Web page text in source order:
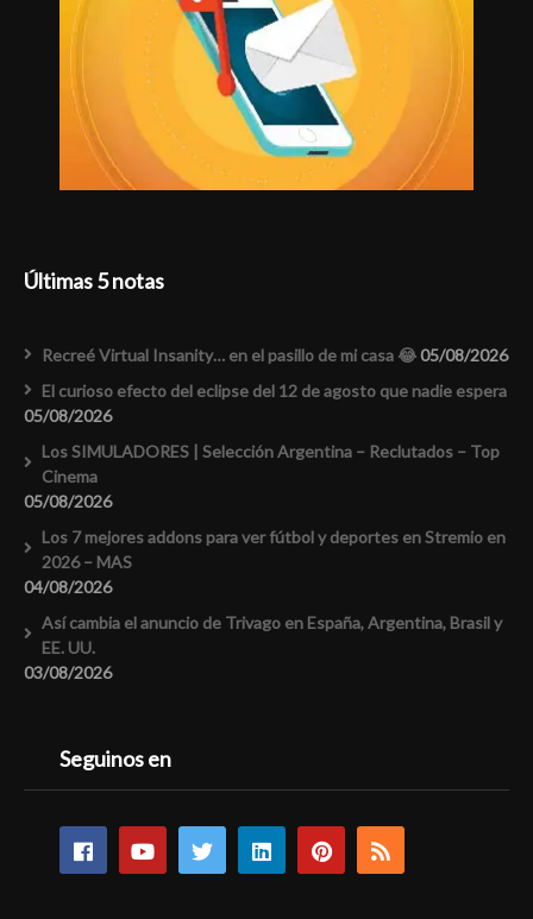
Últimas 5 notas
Recreé Virtual Insanity… en el pasillo de mi casa 😂05/08/2026
El curioso efecto del eclipse del 12 de agosto que nadie espera
05/08/2026
Los SIMULADORES | Selección Argentina – Reclutados – Top
Cinema
05/08/2026
Los 7 mejores addons para ver fútbol y deportes en Stremio en
2026 – MAS
04/08/2026
Así cambia el anuncio de Trivago en España, Argentina, Brasil y
EE. UU.
03/08/2026
Seguinos en